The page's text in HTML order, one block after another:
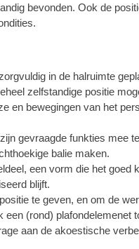
bevonden. Ook de
in de halruimte
zelfstandige positie
en bewegingen van het
gevraagde funkties mee
balie maken.
een vorm die het goed
blijft.
te geven, en om de
(rond) plafondelemenet
aan de akoestische